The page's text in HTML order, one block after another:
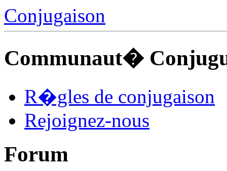
Conjugaison
Communaut�
R�gles de conjugaison
Rejoignez-nous
Forum